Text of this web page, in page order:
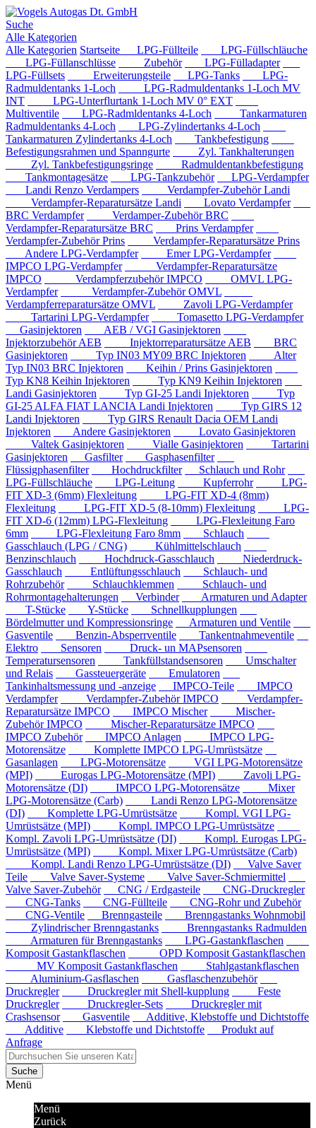
Suche
Alle Kategorien
Alle Kategorien Startseite LPG-Füllteile
LPG-Füllschläuche
LPG-Füllanschlüsse
Zubehör
LPG-Fülladapter
LPG-Füllsets
Erweiterungsteile LPG-Tanks
LPG-
Radmuldentanks 1-Loch
LPG-Radmuldentanks 1-Loch MV
INT
LPG-Unterflurtank 1-Loch MV 0° EXT
Multiventile
LPG-Radmldentanks 4-Loch
Tankarmaturen
Radmuldentanks 4-Loch
LPG-Zylindertanks 4-Loch
Tankarmaturen Zylindertanks 4-Loch
Tankbefestigung
Befestigungsrahmen und Spanngurte
Zyl. Tankhalterungen
Zyl. Tankbefestigungsringe
Radmuldentankbefestigung
Tankmontagesätze
LPG-Tankzubehör
LPG-Verdampfer
Landi Renzo Verdampers
Verdampfer-Zubehör Landi
Verdampfer-Reparatursätze Landi
Lovato Verdampfer
BRC Verdampfer
Verdamper-Zubehör BRC
Verdampfer-Reparatursätze BRC
Prins Verdampfer
Verdampfer-Zubehör Prins
Verdampfer-Reparatursätze Prins
Andere LPG-Verdampfer
Emer LPG-Verdampfer
IMPCO LPG-Verdampfer
Verdampfer-Reparatursätze
IMPCO
Verdampferzubehör IMPCO
OMVL LPG-
Verdampfer
Verdampfer-Zubehör OMVL
Verdampferreparatursätze OMVL
Zavoli LPG-Verdampfer
Tartarini LPG-Verdampfer
Tomasetto LPG-Verdampfer
Gasinjektoren
AEB / VGI Gasinjektoren
Injektorzubehör AEB
Injektorreparatursätze AEB
BRC
Gasinjektoren
Typ IN03 MY09 BRC Injektoren
Alter
Typ IN03 BRC Injektoren
Keihin / Prins Gasinjektoren
Typ KN8 Keihin Injektoren
Typ KN9 Keihin Injektoren
Landi Gasinjektoren
Typ GI-25 Landi Injektoren
Typ
GI-25 ALFA FIAT LANCIA Landi Injektoren
Typ GIRS 12
Landi Injektoren
Typ GIRS Renault Dacia OEM Landi
Injektoren
Andere Gasinjektoren
Lovato Gasinjektoren
Valtek Gasinjektoren
Vialle Gasinjektoren
Tartarini
Gasinjektoren
Gasfilter
Gasphasenfilter
Flüssigphasenfilter
Hochdruckfilter
Schlauch und Rohr
LPG-Füllschläuche
LPG-Leitung Kupferrohr
LPG-
FIT XD-3 (6mm) Flexleitung
LPG-FIT XD-4 (8mm)
Flexleitung
LPG-FIT XD-5 (8-10mm) Flexleitung
LPG-
FIT XD-6 (12mm) LPG-Flexleitung
LPG-Flexleitung Faro
6mm
LPG-Flexleitung Faro 8mm
Schlauch
Gasschlauch (LPG / CNG)
Kühlmittelschlauch
Benzinschlauch
Hochdruck-Gasschlauch
Niederdruck-
Gasschlauch
Entlüftungsschlauch
Schlauch- und
Rohrzubehör
Schlauchklemmen
Schlauch- und
Rohrmontagehalterungen
Verbinder
Armaturen und Adapter
T-Stücke
Y-Stücke
Schnellkupplungen
Bördelmutter und Kompressionsringe
Armaturen und Ventile
Gasventile
Benzin-Absperrventile
Tankentnahmeventile
Elektro
Sensoren
Druck- un MAPsensoren
Temperatursensoren
Tankfüllstandsensoren
Umschalter
und Relais
Gassteuergeräte
Emulatoren
Tankinhaltsmessung und -anzeige
IMPCO-Teile
IMPCO
Verdampfer
Verdampfer-Zubehör IMPCO
Verdampfer-
Reparatursätze IMPCO
IMPCO Mischer
Mischer-
Zubehör IMPCO
Mischer-Reparatursätze IMPCO
IMPCO Zubehör
IMPCO Anlagen
IMPCO LPG-
Motorensätze
Komplette IMPCO LPG-Umrüstsätze
Gasanlagen
LPG-Motorensätze
VGI LPG-Motorensätze
(MPI)
Eurogas LPG-Motorensätze (MPI)
Zavoli LPG-
Motorensätze (DI)
IMPCO LPG-Motorensätze
Mixer
LPG-Motorensätze (Carb)
Landi Renzo LPG-Motorensätze
(DI)
Komplette LPG-Umrüstsätze
Kompl. VGI LPG-
Umrüstsätze (MPI)
Kompl. IMPCO LPG-Umrüstsätze
Kompl. Zavoli LPG-Umrüstsätze (DI)
Kompl. Eurogas LPG-
Umrüstsätze (MPI)
Kompl. Mixer LPG-Umrüstsätze (Carb)
Kompl. Landi Renzo LPG-Umrüstsätze (DI)
Valve Saver
Teile
Valve Saver-Systeme
Valve Saver-Schmiermittel
Valve Saver-Zubehör
CNG / Erdgasteile
CNG-Druckregler
CNG-Tanks
CNG-Füllteile
CNG-Rohr und Zubehör
CNG-Ventile
Brenngasteile
Brenngastanks Wohnmobil
Zylindrischer Brenngastanks
Brenngastanks Radmulden
Armaturen für Brenngastanks
LPG-Gastankflaschen
Komposit Gastankflaschen
OPD Komposit Gastankflaschen
MV Komposit Gastankflaschen
Stahlgastankflaschen
Aluminium-Gasflaschen
Gasflaschenzubehör
Druckregler
Druckregler mit Shell-kupplung
Feste
Druckregler
Druckregler-Sets
Druckregler mit
Crashsensor
Gasventile
Additive, Klebstoffe und Dichtstoffe
Additive
Klebstoffe und Dichtstoffe
Produkt auf
Anfrage
Suche
Menü
Menü
Zurück